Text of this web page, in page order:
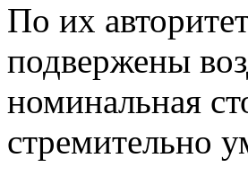
По их
подвержены
номинальная
стремительно